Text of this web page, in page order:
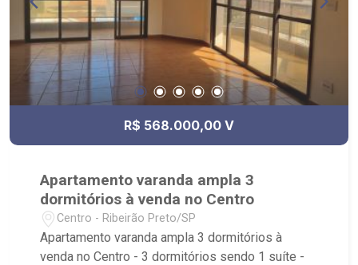
R$ 568.000,00 V
Apartamento varanda ampla 3
dormitórios à venda no Centro
Centro - Ribeirão Preto/SP
Apartamento varanda ampla 3 dormitórios à
venda no Centro - 3 dormitórios sendo 1 suíte -